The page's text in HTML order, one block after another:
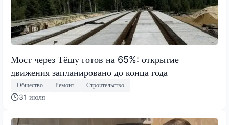
Мост через Тёшу готов на 65%: открытие
движения запланировано до конца года
Общество Ремонт Строительство
31 июля